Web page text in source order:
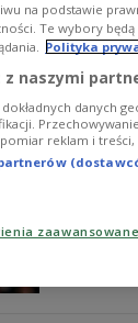
Była
na podstawie
Te wybory będą
Polityka
z naszymi
dokładnych danych
reklam i treści,
zaawansowane